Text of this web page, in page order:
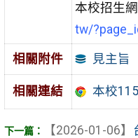
本校招生
tw/
相關附件 見主旨
相關連結 本校
【2026-01-06】